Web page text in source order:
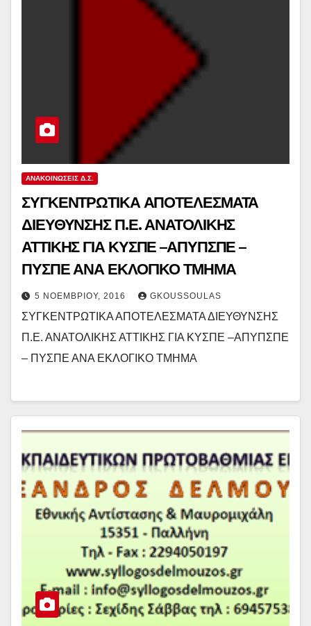
ΑΝΑΚΟΙΝΏΣΕΙΣ Δ.Σ.
ΣΥΓΚΕΝΤΡΩΤΙΚΑ ΑΠΟΤΕΛΕΣΜΑΤΑ
ΔΙΕΥΘΥΝΣΗΣ Π.Ε. ΑΝΑΤΟΛΙΚΗΣ
ΑΤΤΙΚΗΣ ΓΙΑ ΚΥΣΠΕ –ΑΠΥΠΣΠΕ –
ΠΥΣΠΕ ΑΝΑ ΕΚΛΟΓΙΚΟ ΤΜΗΜΑ
5 ΝΟΕΜΒΡΊΟΥ, 2016 GKOUSSOULAS
ΣΥΓΚΕΝΤΡΩΤΙΚΑ ΑΠΟΤΕΛΕΣΜΑΤΑ ΔΙΕΥΘΥΝΣΗΣ
Π.Ε. ΑΝΑΤΟΛΙΚΗΣ ΑΤΤΙΚΗΣ ΓΙΑ ΚΥΣΠΕ –ΑΠΥΠΣΠΕ
– ΠΥΣΠΕ ΑΝΑ ΕΚΛΟΓΙΚΟ ΤΜΗΜΑ